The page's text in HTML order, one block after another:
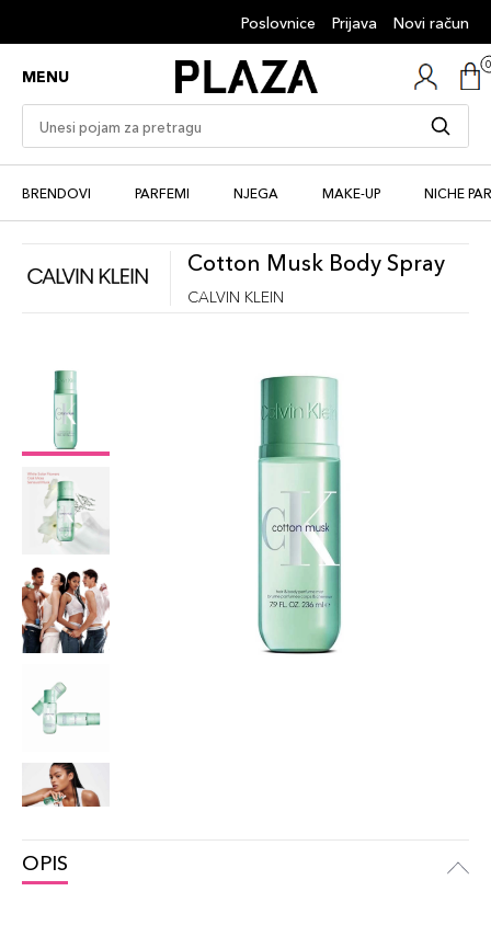
Poslovnice Prijava Novi račun
MENU
BRENDOVI PARFEMI NJEGA MAKE-UP NICHE
Cotton Musk Body Spray
CALVIN KLEIN
OPIS